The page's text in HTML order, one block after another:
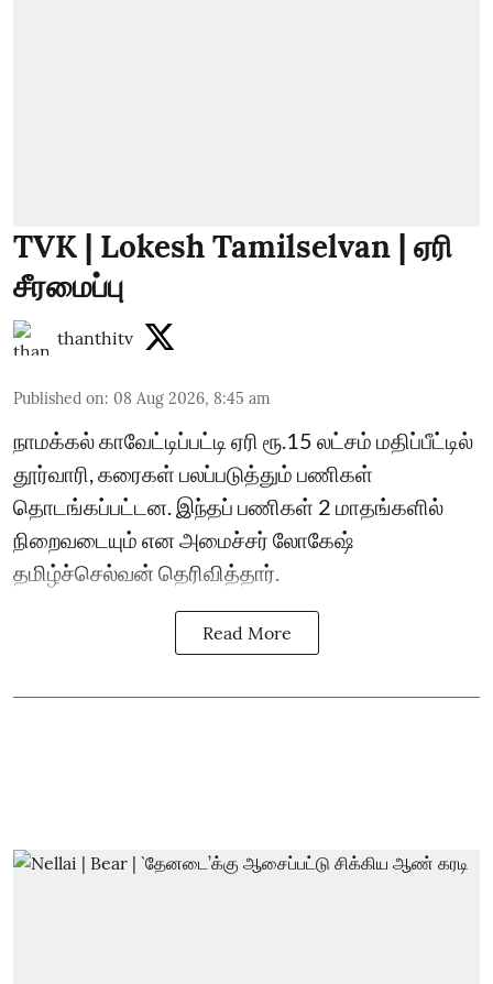
TVK | Lokesh Tamilselvan | ஏரி
சீரமைப்பு
thanthitv
Published on: 08 Aug 2026, 8:45 am
நாமக்கல் காவேட்டிப்பட்டி ஏரி ரூ.15 லட்சம் மதிப்பீட்டில்
தூர்வாரி, கரைகள் பலப்படுத்தும் பணிகள்
தொடங்கப்பட்டன. இந்தப் பணிகள் 2 மாதங்களில்
நிறைவடையும் என அமைச்சர் லோகேஷ்
தமிழ்ச்செல்வன் தெரிவித்தார்.
Read More